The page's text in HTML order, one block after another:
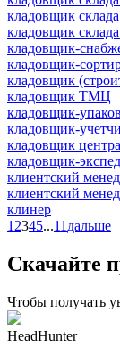
кладовщик
кладовщик
кладовщик-
кладовщик-
кладовщик
кладовщик ТМЦ
кладовщик-
кладовщик-
кладовщик
кладовщик-
клиентский
клиентский
клинер
1 2345...11 дальше
Скачайте
Чтобы получать
HeadHunter